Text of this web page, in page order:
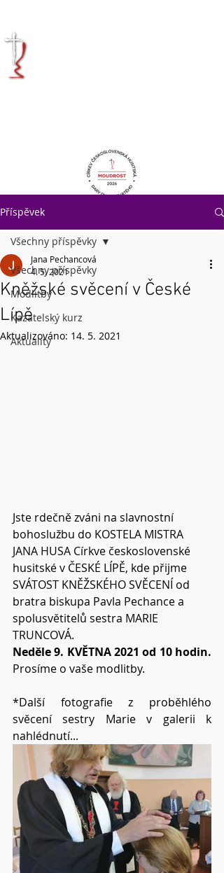
Příspěvek
Všechny příspěvky
Modlitby
Kazatelský kurz
Aktuality
Všechny příspěvky
Kněžské svěcení v České
Lípě
Jana Pechancová
4. 5. 2021
Aktualizováno: 14. 5. 2021
Jste rdečně zváni na slavnostní
bohoslužbu do KOSTELA MISTRA
JANA HUSA Církve československé
husitské v ČESKÉ LÍPĚ, kde přijme
SVÁTOST KNĚŽSKÉHO SVĚCENÍ od
bratra biskupa Pavla Pechance a
spolusvětitelů sestra MARIE
TRUNCOVÁ.
Neděle 9. KVĚTNA 2021 od 10 hodin.
Prosíme o vaše modlitby.
*Další fotografie z proběhlého
svěcení sestry Marie v galerii k
nahlédnutí...